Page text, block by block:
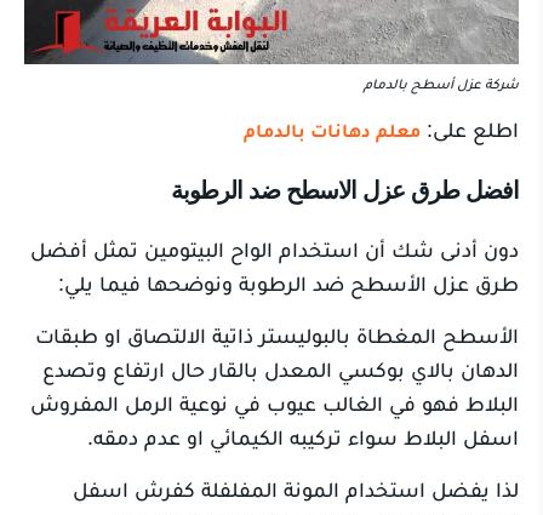
شركة عزل أسطح بالدمام
اطلع على: معلم دهانات بالدمام
افضل طرق عزل الاسطح ضد الرطوبة
دون أدنى شك أن استخدام الواح البيتومين تمثل أفضل
طرق عزل الأسطح ضد الرطوبة ونوضحها فيما يلي:
الأسطح المغطاة بالبوليستر ذاتية الالتصاق او طبقات
الدهان بالاي بوكسي المعدل بالقار حال ارتفاع وتصدع
البلاط فهو في الغالب عيوب في نوعية الرمل المفروش
اسفل البلاط سواء تركيبه الكيمائي او عدم دمقه.
لذا يفضل استخدام المونة المفلفلة كفرش اسفل